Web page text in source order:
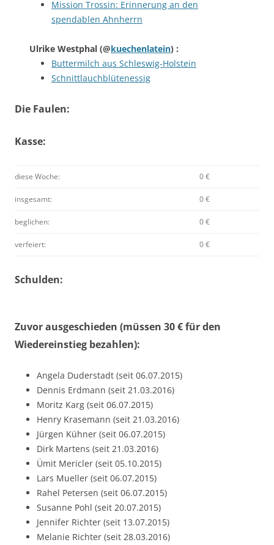
Mission Trossin: Erinnerung an den
spendablen Ahnherrn
Ulrike Westphal (@kuechenlatein) :
Buttermilch aus Schleswig-Holstein
Schnittlauchblütenessig
Die Faulen:
Kasse:
diese Woche: 0 €
insgesamt: 0 €
beglichen: 0 €
verfeiert: 0 €
Schulden:
Zuvor ausgeschieden (müssen 30 € für den
Wiedereinstieg bezahlen):
Angela Duderstadt (seit 06.07.2015)
Dennis Erdmann (seit 21.03.2016)
Moritz Karg (seit 06.07.2015)
Henry Krasemann (seit 21.03.2016)
Jürgen Kühner (seit 06.07.2015)
Dirk Martens (seit 21.03.2016)
Ümit Mericler (seit 05.10.2015)
Lars Mueller (seit 06.07.2015)
Rahel Petersen (seit 06.07.2015)
Susanne Pohl (seit 20.07.2015)
Jennifer Richter (seit 13.07.2015)
Melanie Richter (seit 28.03.2016)